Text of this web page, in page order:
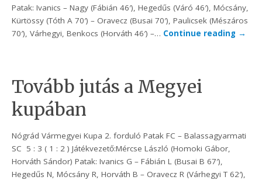
Patak: Ivanics – Nagy (Fábián 46′), Hegedűs (Váró 46′), Mócsány,
Kürtössy (Tóth A 70′) – Oravecz (Busai 70′), Paulicsek (Mészáros
70′), Várhegyi, Benkocs (Horváth 46′) –… Continue reading →
Tovább jutás a Megyei
kupában
Nógrád Vármegyei Kupa 2. forduló Patak FC – Balassagyarmati
SC 5 : 3 ( 1 : 2 ) Játékvezető:Mércse László (Homoki Gábor,
Horváth Sándor) Patak: Ivanics G – Fábián L (Busai B 67′),
Hegedűs N, Mócsány R, Horváth B – Oravecz R (Várhegyi T 62′),